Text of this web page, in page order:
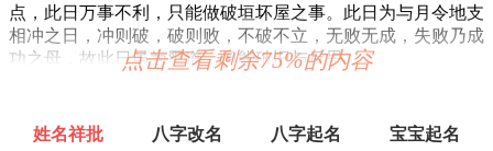
点，此日万事不利，只能做破垣坏屋之事。此日为与月令地支
相冲之日，冲则破，破则败，不破不立，无败无成，失败乃成
功之母，故此日虽为黑道，但能破旧与反思。
破日为事主如何，造修破财有血光；婚姻不利夫妻别，修灶都
点击查看剩余75%的内容
姓名祥批 八字改名 八字起名 宝宝起名